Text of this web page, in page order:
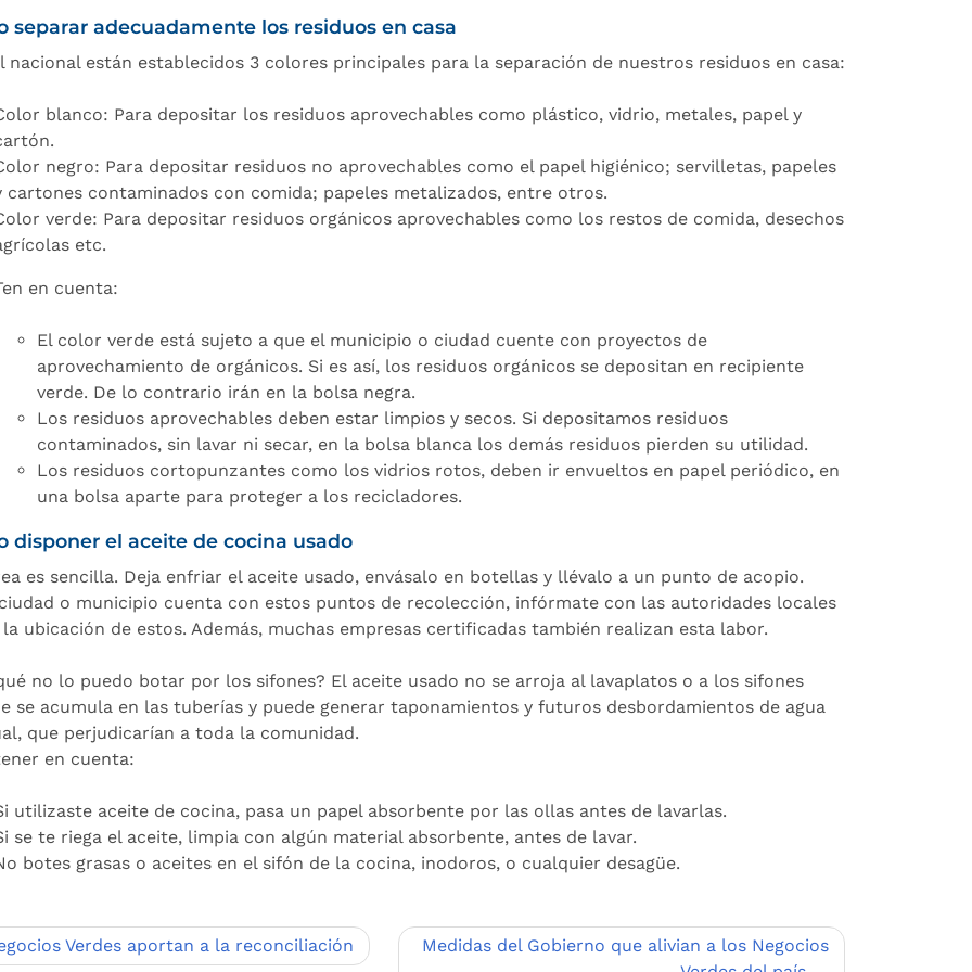
separar adecuadamente los residuos en casa
nacional están establecidos 3 colores principales para la separación de nuestros residuos en casa:
blanco: Para depositar los residuos aprovechables como plástico, vidrio, metales, papel y
negro: Para depositar residuos no aprovechables como el papel higiénico; servilletas, papeles
cartones contaminados con comida; papeles metalizados, entre otros.
verde: Para depositar residuos orgánicos aprovechables como los restos de comida, desechos
etc.
en cuenta:
El color verde está sujeto a que el municipio o ciudad cuente con proyectos de
aprovechamiento de orgánicos. Si es así, los residuos orgánicos se depositan en recipiente
verde. De lo contrario irán en la bolsa negra.
Los residuos aprovechables deben estar limpios y secos. Si depositamos residuos
contaminados, sin lavar ni secar, en la bolsa blanca los demás residuos pierden su utilidad.
Los residuos cortopunzantes como los vidrios rotos, deben ir envueltos en papel periódico, en
una bolsa aparte para proteger a los recicladores.
disponer el aceite de cocina usado
es sencilla. Deja enfriar el aceite usado, envásalo en botellas y llévalo a un punto de acopio.
o municipio cuenta con estos puntos de recolección, infórmate con las autoridades locales
ubicación de estos. Además, muchas empresas certificadas también realizan esta labor.
no lo puedo botar por los sifones? El aceite usado no se arroja al lavaplatos o a los sifones
se acumula en las tuberías y puede generar taponamientos y futuros desbordamientos de agua
que perjudicarían a toda la comunidad.
en cuenta:
utilizaste aceite de cocina, pasa un papel absorbente por las ollas antes de lavarlas.
se te riega el aceite, limpia con algún material absorbente, antes de lavar.
botes grasas o aceites en el sifón de la cocina, inodoros, o cualquier desagüe.
Verdes aportan a la reconciliación
Medidas del Gobierno que alivian a los Negocios